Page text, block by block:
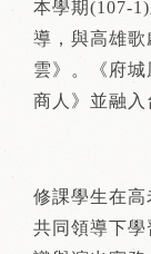
本學期(107-
導，與高雄
雲》。《府
商人》並融入
修課學生在
共同領導下